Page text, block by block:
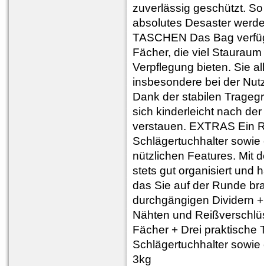
zuverlässig geschützt.
absolutes Desaster
TASCHEN Das Bag
Fächer, die viel
Verpflegung bieten. Sie
insbesondere bei der
Dank der stabilen
sich kinderleicht nach
verstauen. EXTRAS Ein
Schlägertuchhalter
nützlichen Features. Mit
stets gut organisiert und
das Sie auf der Runde
durchgängigen Dividern
Nähten und
Fächer + Drei praktische
Schlägertuchhalter
3kg